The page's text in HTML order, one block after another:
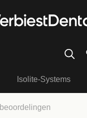
Isolite-Systems
beoordelingen